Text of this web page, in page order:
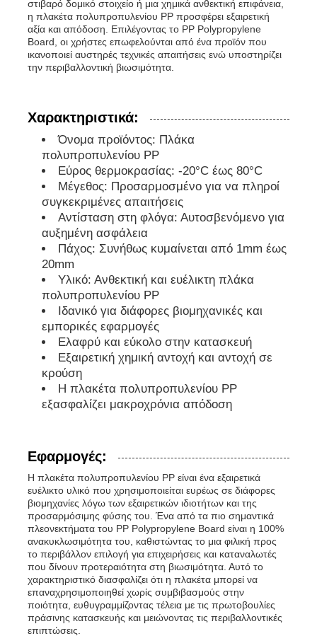
Σωλήνες PP
στιβαρό δομικό στοιχείο ή μια χημικά ανθεκτική επιφάνεια,
η πλακέτα πολυπροπυλενίου PP προσφέρει εξαιρετική
αξία και απόδοση. Επιλέγοντας το PP Polypropylene
Board, οι χρήστες επωφελούνται από ένα προϊόν που
ικανοποιεί αυστηρές τεχνικές απαιτήσεις ενώ υποστηρίζει
την περιβαλλοντική βιωσιμότητα.
Χαρακτηριστικά:
Όνομα προϊόντος: Πλάκα
πολυπροπυλενίου PP
Εύρος θερμοκρασίας: -20°C έως 80°C
Μέγεθος: Προσαρμοσμένο για να πληροί
συγκεκριμένες απαιτήσεις
Αντίσταση στη φλόγα: Αυτοσβενόμενο για
αυξημένη ασφάλεια
Πάχος: Συνήθως κυμαίνεται από 1mm έως
20mm
Υλικό: Ανθεκτική και ευέλικτη πλάκα
πολυπροπυλενίου PP
Ιδανικό για διάφορες βιομηχανικές και
εμπορικές εφαρμογές
Ελαφρύ και εύκολο στην κατασκευή
Εξαιρετική χημική αντοχή και αντοχή σε
κρούση
Η πλακέτα πολυπροπυλενίου PP
εξασφαλίζει μακροχρόνια απόδοση
Εφαρμογές:
Η πλακέτα πολυπροπυλενίου PP είναι ένα εξαιρετικά
ευέλικτο υλικό που χρησιμοποιείται ευρέως σε διάφορες
βιομηχανίες λόγω των εξαιρετικών ιδιοτήτων και της
προσαρμόσιμης φύσης του. Ένα από τα πιο σημαντικά
πλεονεκτήματα του PP Polypropylene Board είναι η 100%
ανακυκλωσιμότητα του, καθιστώντας το μια φιλική προς
το περιβάλλον επιλογή για επιχειρήσεις και καταναλωτές
που δίνουν προτεραιότητα στη βιωσιμότητα. Αυτό το
χαρακτηριστικό διασφαλίζει ότι η πλακέτα μπορεί να
επαναχρησιμοποιηθεί χωρίς συμβιβασμούς στην
ποιότητα, ευθυγραμμίζοντας τέλεια με τις πρωτοβουλίες
πράσινης κατασκευής και μειώνοντας τις περιβαλλοντικές
επιπτώσεις.